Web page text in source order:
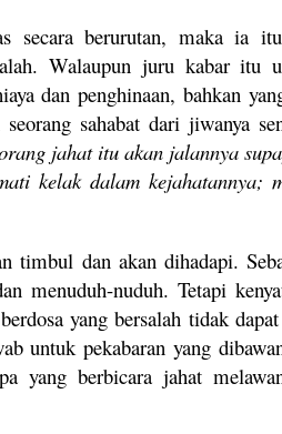
secara berurutan, maka ia
Walaupun juru kabar itu
dan penghinaan, bahkan
sahabat dari jiwanya
jahat itu akan jalannya
kelak dalam kejahatannya;
timbul dan akan dihadapi.
menuduh-nuduh. Tetapi
yang bersalah tidak
untuk pekabaran yang
yang berbicara jahat